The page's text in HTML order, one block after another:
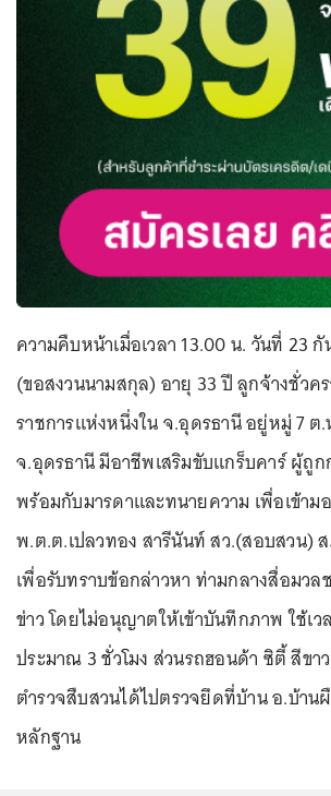
ความคืบหน้าเมื่อเวลา 13.00 น. วันที่ 23
(ขอสงวนนามสกุล) อายุ 33 ปี ลูกจ้างชั่วค
ราชการแห่งหนึ่งใน จ.อุดรธานี อยู่หมู่ 7
จ.อุดรธานี มีอาชีพเสริมขับแกร็บคาร์ ผู้ถูก
พร้อมกับมารดาและทนายความ เพื่อเข้าม
พ.ต.ต.เปลวทอง สารีนันท์ สว.(สอบสวน)
เพื่อรับทราบข้อกล่าวหา ท่ามกลางสื่อมว
ข่าว โดยไม่อนุญาตให้เข้าบันทึกภาพ ใช้เ
ประมาณ 3 ชั่วโมง ส่วนรถฮอนด้า ซิตี้ สีขา
ตำรวจสืบสวนได้ไปตรวจยึดที่บ้าน อ.บ้าน
หลักฐาน